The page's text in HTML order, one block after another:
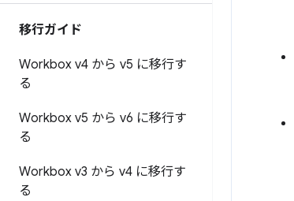
移行ガイド
Workbox v4 から v5 に移行す
る
Workbox v5 から v6 に移行す
る
Workbox v3 から v4 に移行す
る